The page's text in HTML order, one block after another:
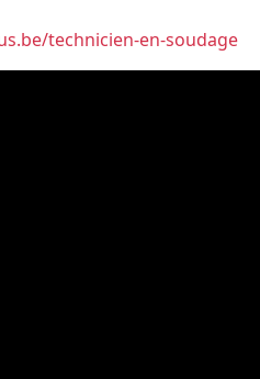
technicien-en-soudage